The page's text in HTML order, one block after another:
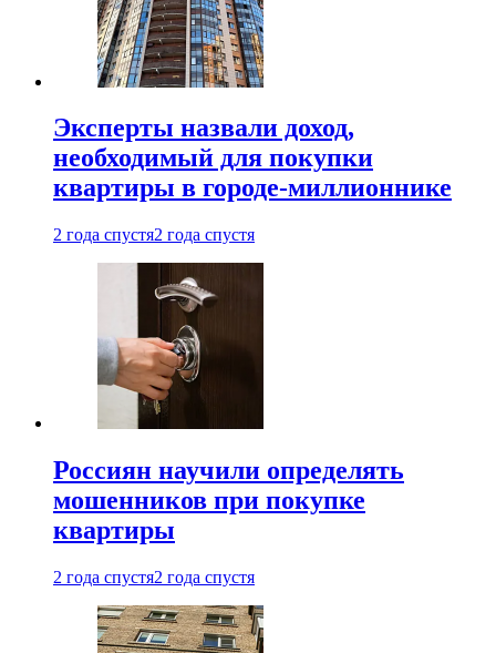
Эксперты назвали доход,
необходимый для покупки
квартиры в городе-миллионнике
2 года спустя2 года спустя
Россиян научили определять
мошенников при покупке
квартиры
2 года спустя2 года спустя